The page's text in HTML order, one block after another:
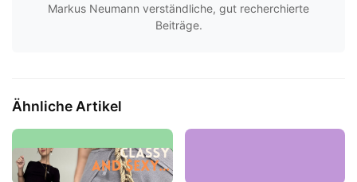
Markus Neumann verständliche, gut recherchierte
Beiträge.
Ähnliche Artikel